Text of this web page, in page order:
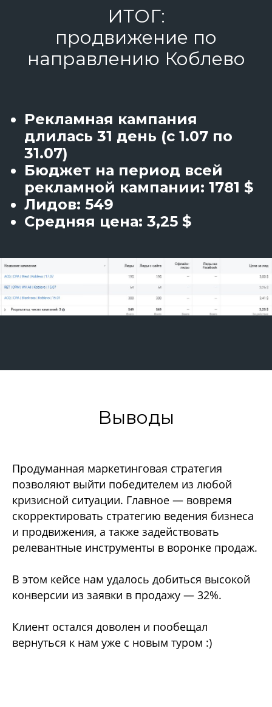
ИТОГ:
продвижение по
направлению Коблево
Рекламная кампания
длилась 31 день (с 1.07 по
31.07)
Бюджет на период всей
рекламной кампании: 1781 $
Лидов: 549
Средняя цена: 3,25 $
Выводы
Продуманная маркетинговая стратегия
позволяют выйти победителем из любой
кризисной ситуации. Главное — вовремя
скорректировать стратегию ведения бизнеса
и продвижения, а также задействовать
релевантные инструменты в воронке продаж.
В этом кейсе нам удалось добиться высокой
конверсии из заявки в продажу — 32%.
Клиент остался доволен и пообещал
вернуться к нам уже с новым туром :)